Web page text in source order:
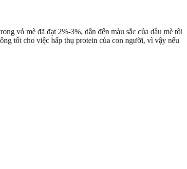
vỏ mè đã đạt 2%-3%, dẫn đến màu sắc của dầu mè tối
tốt cho việc hấp thụ protein của con người, vì vậy nếu